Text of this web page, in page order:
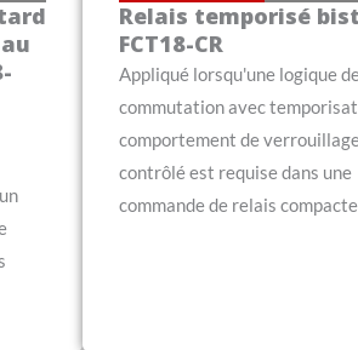
Relais temporisé
FCT18-CR
Appliqué lorsqu'une logique
commutation avec
comportement de
contrôlé est requise dans une
commande de relais